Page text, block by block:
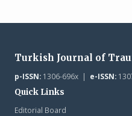
Turkish Journal of
p-ISSN:1306-696x | e-ISSN:
Quick Links
Editorial Board